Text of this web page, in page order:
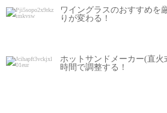
ワイングラスのおすすめを
りが変わる！
ホットサンドメーカー(直
時間で調整する！